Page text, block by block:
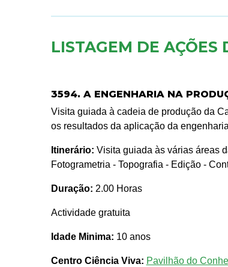
LISTAGEM DE AÇÕES
3594. A ENGENHARIA NA
Visita guiada à cadeia de produção da
os resultados da aplicação da
Itinerário: Visita guiada às várias áreas
Fotogrametria - Topografia - Edição -
Duração: 2.00 Horas
Actividade gratuita
Idade Minima: 10 anos
Centro Ciência Viva: Pavilhão do